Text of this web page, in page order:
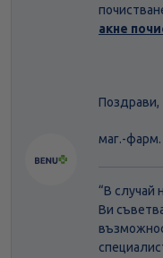
акне
Поздрави,
маг.-
“В случай
Ви